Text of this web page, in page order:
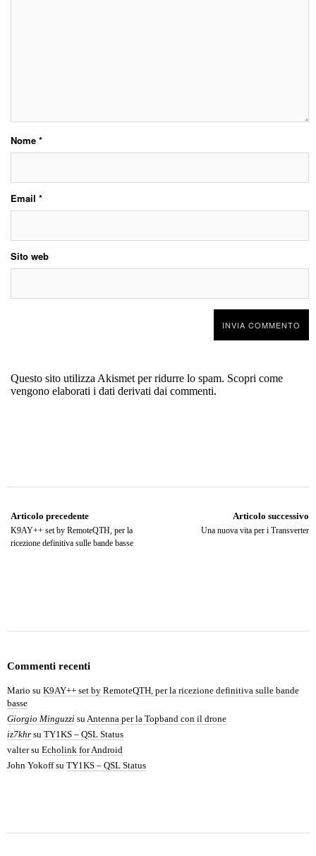
Nome *
Email *
Sito web
Questo sito utilizza Akismet per ridurre lo spam. Scopri come
vengono elaborati i dati derivati dai commenti.
Articolo precedente
K9AY++ set by RemoteQTH, per la
ricezione definitiva sulle bande basse
Articolo successivo
Una nuova vita per i Transverter
Commenti recenti
Mario su K9AY++ set by RemoteQTH, per la ricezione definitiva sulle bande
basse
Giorgio Minguzzi su Antenna per la Topband con il drone
iz7khr su TY1KS – QSL Status
valtersu Echolink for Android
John Yokoffsu TY1KS – QSL Status